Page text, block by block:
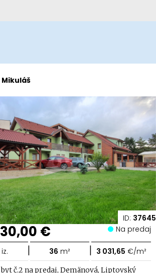
ID: 37645
€ Na predaj
iz. | 36 m² | 3 031,65 €/m²
č.2 na predaj, Demänová, Liptovský